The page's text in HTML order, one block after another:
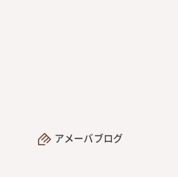
アメーバブログ